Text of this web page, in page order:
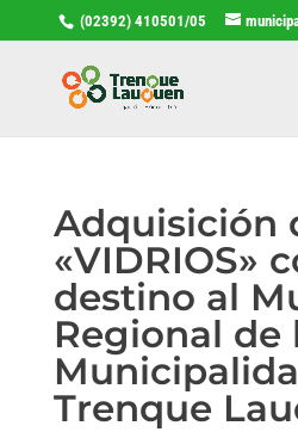
(02392) 410501/05
Adquisición
«VIDRIOS»
destino al
Regional de
Trenque